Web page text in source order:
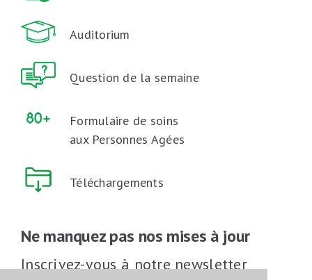
Auditorium
Question de la semaine
Formulaire de soins
aux Personnes Agées
Téléchargements
Ne manquez pas nos mises à jour
Inscrivez-vous à notre newsletter